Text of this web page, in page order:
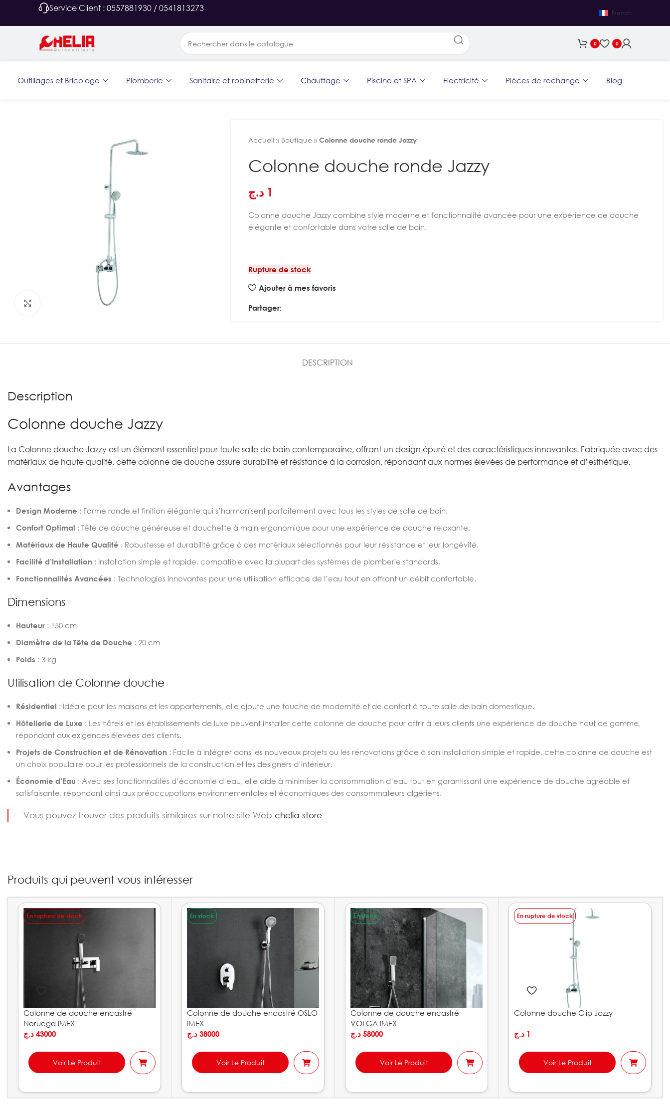
Service Client : 0557881930 / 0541813273 French
0 0
Outillages et Bricolage Plomberie Sanitaire et robinetterie Chauffage Piscine et SPA Electricité Pièces de rechange Blog
Accueil » Boutique » Colonne douche ronde Jazzy
Colonne douche ronde Jazzy
1 د.ج
Colonne douche Jazzy combine style moderne et fonctionnalité avancée pour une expérience de douche
élégante et confortable dans votre salle de bain.
Rupture de stock
Ajouter à mes favoris
Partager:
DESCRIPTION
Description
Colonne douche Jazzy
La Colonne douche Jazzy est un élément essentiel pour toute salle de bain contemporaine, offrant un design épuré et des caractéristiques innovantes. Fabriquée avec des
matériaux de haute qualité, cette colonne de douche assure durabilité et résistance à la corrosion, répondant aux normes élevées de performance et d’esthétique.
Avantages
Design Moderne : Forme ronde et finition élégante qui s’harmonisent parfaitement avec tous les styles de salle de bain.
Confort Optimal : Tête de douche généreuse et douchette à main ergonomique pour une expérience de douche relaxante.
Matériaux de Haute Qualité : Robustesse et durabilité grâce à des matériaux sélectionnés pour leur résistance et leur longévité.
Facilité d’Installation : Installation simple et rapide, compatible avec la plupart des systèmes de plomberie standards.
Fonctionnalités Avancées : Technologies innovantes pour une utilisation efficace de l’eau tout en offrant un débit confortable.
Dimensions
Hauteur : 150 cm
Diamètre de la Tête de Douche : 20 cm
Poids : 3 kg
Utilisation de Colonne douche
Résidentiel : Idéale pour les maisons et les appartements, elle ajoute une touche de modernité et de confort à toute salle de bain domestique.
Hôtellerie de Luxe : Les hôtels et les établissements de luxe peuvent installer cette colonne de douche pour offrir à leurs clients une expérience de douche haut de gamme,
répondant aux exigences élevées des clients.
Projets de Construction et de Rénovation : Facile à intégrer dans les nouveaux projets ou les rénovations grâce à son installation simple et rapide, cette colonne de douche est
un choix populaire pour les professionnels de la construction et les designers d’intérieur.
Économie d’Eau : Avec ses fonctionnalités d’économie d’eau, elle aide à minimiser la consommation d’eau tout en garantissant une expérience de douche agréable et
satisfaisante, répondant ainsi aux préoccupations environnementales et économiques des consommateurs algériens.
Vous pouvez trouver des produits similaires sur notre site Web chelia store
Produits qui peuvent vous intéresser
En rupture de stock
Colonne de douche encastré
Noruega IMEX
43000 د.ج
Voir Le Produit
En stock
Colonne de douche encastré OSLO
IMEX
38000 د.ج
Voir Le Produit
En stock
Colonne de douche encastré
VOLGA IMEX
58000 د.ج
Voir Le Produit
En rupture de stock
Colonne douche Clip Jazzy
1 د.ج
Voir Le Produit